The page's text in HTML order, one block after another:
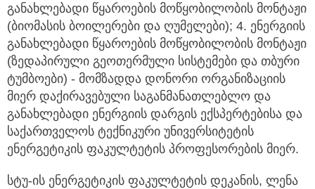
განახლებადი წყაროების მოწყობილობის მონტაჟი
(ბიომასის ბოილერები და ღუმელები); 4. ენერგიის
განახლებადი წყაროების მოწყობილობის მონტაჟი
(ზედაპირული გეოთერმული სისტემები და თბური
ტუმბოები) - მომზადდა დონორი ორგანიზაციის
მიერ დაქირავებული საგანმანათლებლო და
განახლებადი ენერგიის დარგის ექსპერტებისა და
საქართველოს ტექნიკური უნივერსიტეტის
ენერგეტიკის ფაკულტეტის პროფესორების მიერ.
სტუ-ის ენერგეტიკის ფაკულტეტის დეკანის, ლენა